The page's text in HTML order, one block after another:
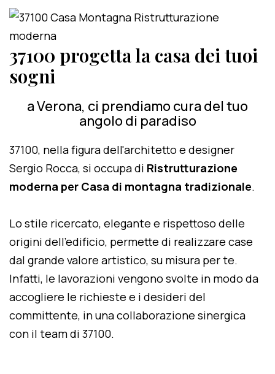
37100 progetta la casa dei tuoi
sogni
a Verona, ci prendiamo cura del tuo
angolo di paradiso
37100, nella figura dell'architetto e designer
Sergio Rocca, si occupa di Ristrutturazione
moderna per Casa di montagna tradizionale.
Lo stile ricercato, elegante e rispettoso delle
origini dell'edificio, permette di realizzare case
dal grande valore artistico, su misura per te.
Infatti, le lavorazioni vengono svolte in modo da
accogliere le richieste e i desideri del
committente, in una collaborazione sinergica
con il team di 37100.